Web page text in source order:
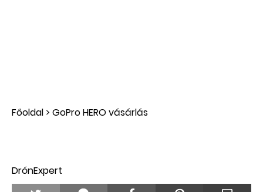
Főoldal> GoPro HERO vásárlás
DrónExpert